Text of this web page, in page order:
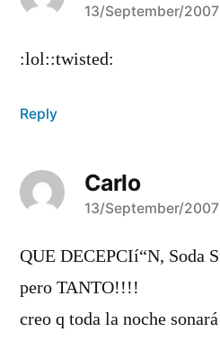
says:
13/September/
:lol::twisted:
Reply
Carlo
says:
13/September/
QUE DECEPCIí“N, Soda
pero TANTO!!!!
creo q toda la noche